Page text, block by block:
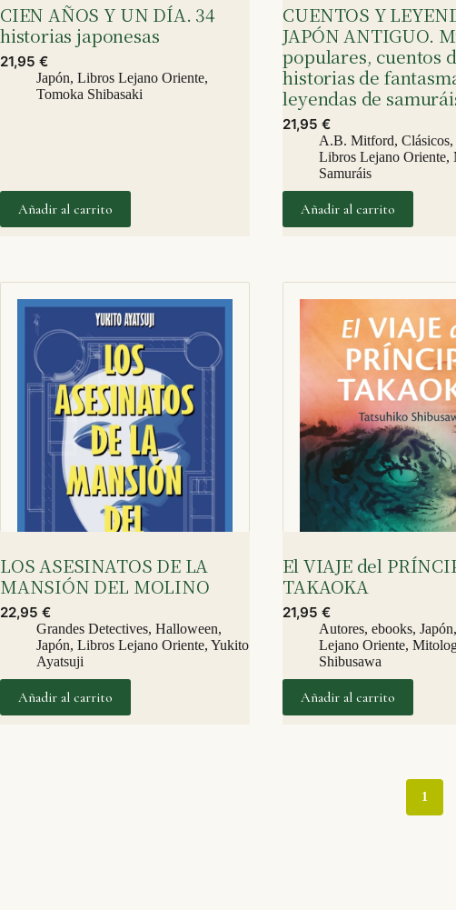
CIEN AÑOS Y UN DÍA. 34
historias japonesas
21,95 €
Japón, Libros Lejano Oriente,
Tomoka Shibasaki
Añadir al carrito
CUENTOS Y
JAPÓN ANTIGUO.
populares, cuentos
historias de
leyendas de
21,95€
A.B. Mitford,Clásicos
Libros Lejano Oriente,
Samuráis
Añadir al carrito
LOS ASESINATOS DE LA
MANSIÓN DEL MOLINO
22,95 €
Grandes Detectives, Halloween,
Japón, Libros Lejano Oriente, Yukito
Ayatsuji
Añadir al carrito
El VIAJE del
TAKAOKA
21,95€
Autores,ebooks,Japón
Lejano Oriente,
Shibusawa
Añadir al carrito
1